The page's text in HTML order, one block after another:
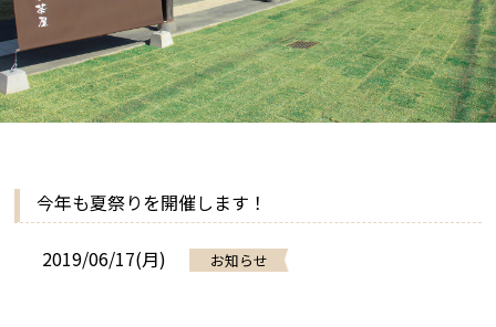
今年も夏祭りを開催します！
2019/06/17(月) お知らせ